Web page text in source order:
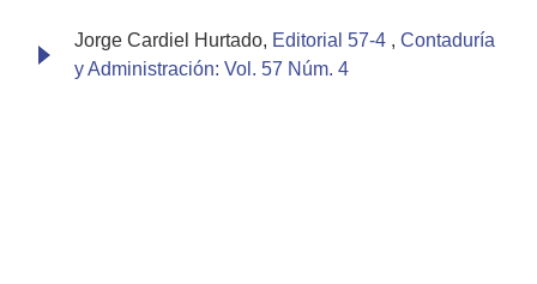
Jorge Cardiel Hurtado, Editorial 57-4 , Contaduría
y Administración: Vol. 57 Núm. 4